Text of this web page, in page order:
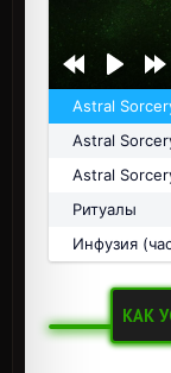
Astral
Astral
Ритуалы
Инфузия
КАК